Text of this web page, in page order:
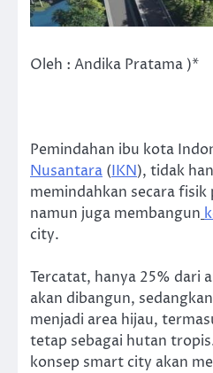
Oleh : Andika Pratama )*
Pemindahan ibu kota
Nusantara (IKN), tidak
memindahkan secara
namun juga membangun
city.
Tercatat, hanya 25% dari
akan dibangun,
menjadi area hijau,
tetap sebagai hutan
konsep smart city akan